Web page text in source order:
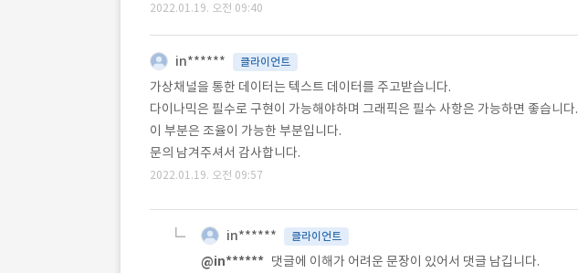
2022.01.19. 오전 09:40
in****** 클라이언트
가상채널을 통한 데이터는 텍스트 데이터를 주고받습니다.
다이나믹은 필수로 구현이 가능해야하며 그래픽은 필수 사항은 가능하면 좋습니다.
이 부분은 조율이 가능한 부분입니다.
문의 남겨주셔서 감사합니다.
2022.01.19. 오전 09:57
in****** 클라이언트
@in****** 댓글에 이해가 어려운 문장이 있어서 댓글 남깁니다.